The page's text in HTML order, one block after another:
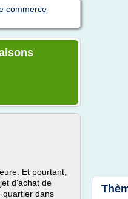
commerce
Et pourtant,
d'achat de
quartier dans